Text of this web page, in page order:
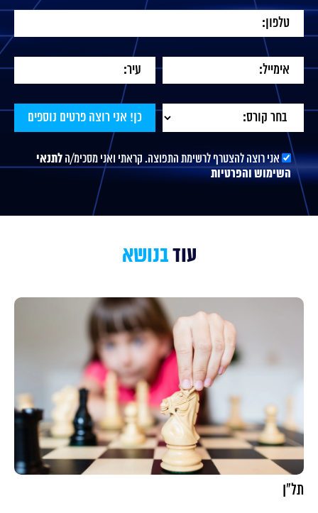
אני רוצה להצטרף לרשימת התפוצה. קראתי ואני מסכימ/ה לתנאי
השימוש והפרטיות
עודבנושא
תל"ן